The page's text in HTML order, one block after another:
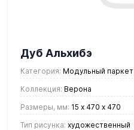
Дуб Альхибэ
Категория: Модульный паркет
Коллекция: Верона
Размеры, мм: 15 х 470 х 470
Тип рисунка: художественный